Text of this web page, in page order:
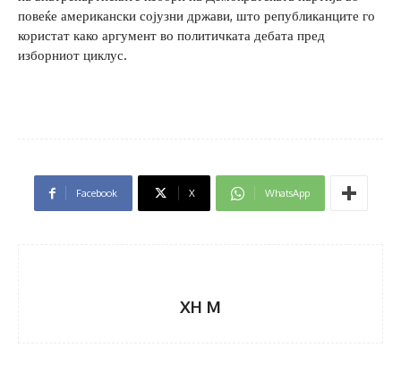
повеќе американски сојузни држави, што републиканците го
користат како аргумент во политичката дебата пред
изборниот циклус.
Facebook X WhatsApp
XH M